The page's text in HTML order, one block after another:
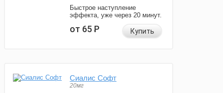
Быстрое наступление
эффекта, уже через 20 минут.
от 65Р Купить
Сиалис Софт
20мг